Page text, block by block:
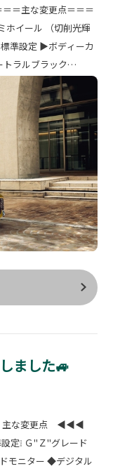
イール （切削光輝
ディーカ
ラルブラック
ツー
マイカ メーカーオプ
ン別途：￥110,000
ション別途￥55,000
ました🚙
ード
モニター ◆デジタル